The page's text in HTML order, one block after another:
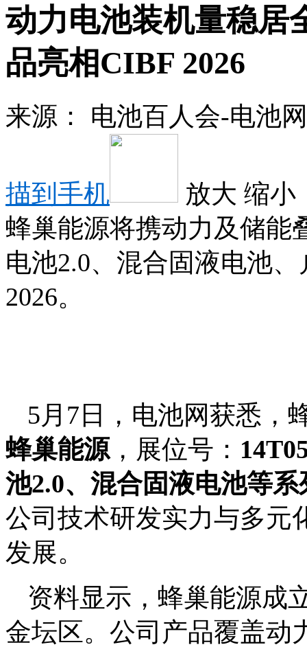
动力电池装机量稳居
品亮相CIBF 2026
来源： 电池百人会-电池
描到手机 放大 缩小
蜂巢能源将携动力及储能
电池2.0、混合固液电池
2026。
5月7日，电池网获悉，
蜂巢能源，展位号：
池2.0、混合固液电池等系
公司技术研发实力与多元
发展。
资料显示，蜂巢能源成
金坛区。公司产品覆盖动